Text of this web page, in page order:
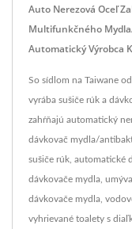
Auto Nerezová Oceľ
Multifunkčného
Automatický Výrobca
So sídlom na Taiwane
vyrába sušiče rúk a
zahŕňajú automatický
dávkovač mydla/
sušiče rúk, automatické
dávkovače mydla,
dávkovače mydla,
vyhrievané toalety s